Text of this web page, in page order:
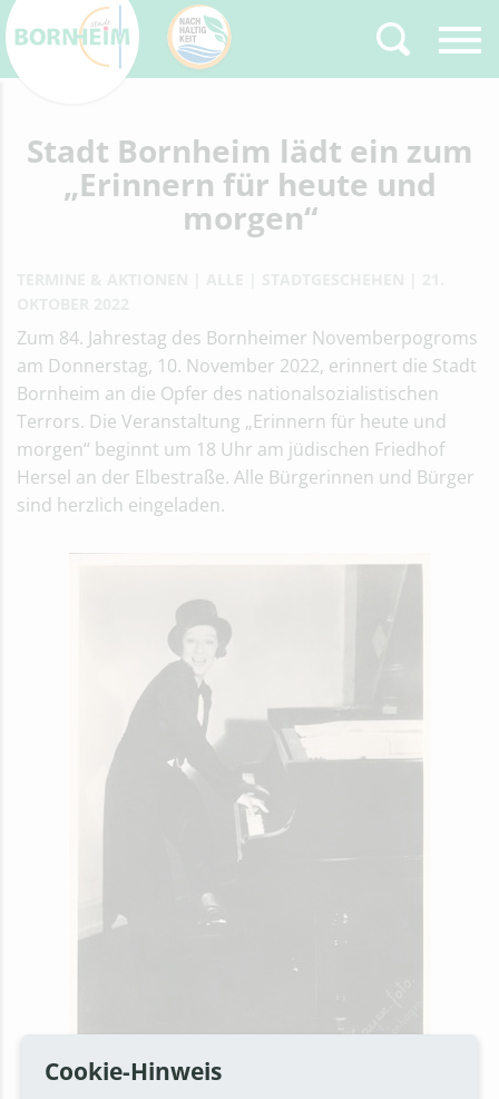
Zurück
Type 2 or more
characters for results.
Stadt Bornheim lädt ein zum
„Erinnern für heute und
morgen“
Zum 84. Jahrestag des Bornheimer Novemberpogroms
am Donnerstag, 10. November 2022, erinnert die Stadt
Bornheim an die Opfer des nationalsozialistischen
Terrors. Die Veranstaltung „Erinnern für heute und
morgen“ beginnt um 18 Uhr am jüdischen Friedhof
Hersel an der Elbestraße. Alle Bürgerinnen und Bürger
sind herzlich eingeladen.
Cookie-Hinweis